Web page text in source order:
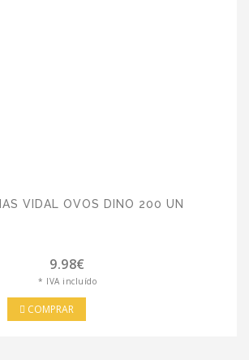
VIDAL OVOS DINO 200 UN
9.98€
* IVA incluído
COMPRAR